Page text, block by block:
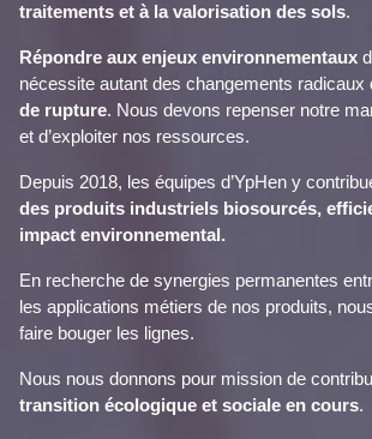
traitements et à la valorisation des sols.
Répondre aux enjeux environnementaux
nécessite autant des changements radicaux
de rupture. Nous devons repenser notre
et d’exploiter nos ressources.
Depuis 2018, les équipes d’YpHen y
des produits industriels biosourcés,
impact environnemental.
En recherche de synergies permanentes
les applications métiers de nos produits,
faire bouger les lignes.
Nous nous donnons pour mission de
transition écologique et sociale en cours.